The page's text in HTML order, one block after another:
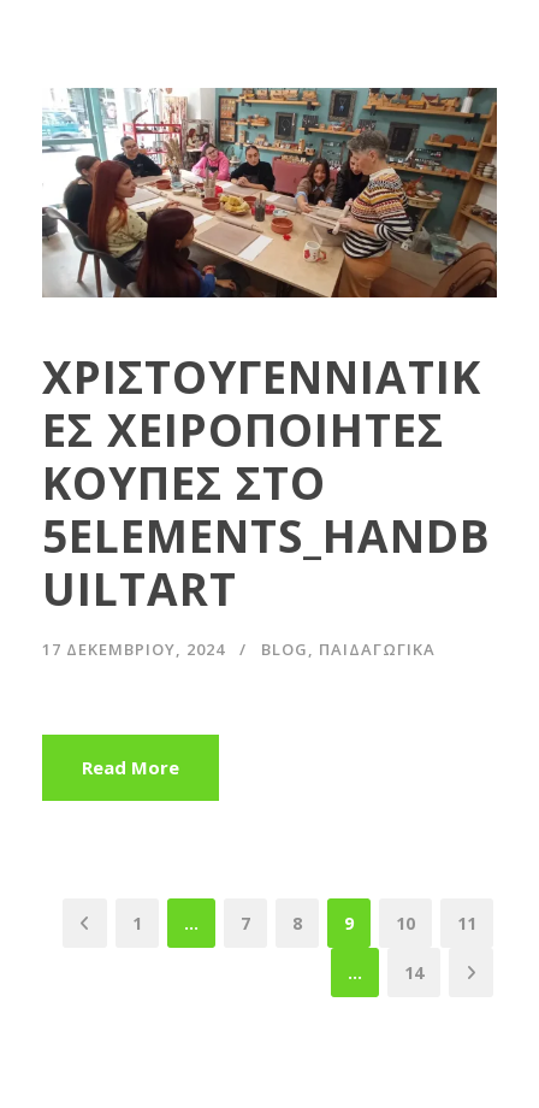
ΧΡΙΣΤΟΥΓΕΝΝΙΑΤΙΚ
ΕΣ ΧΕΙΡΟΠΟΙΗΤΕΣ
ΚΟΥΠΕΣ ΣΤΟ
5ELEMENTS_HANDB
UILTART
17 ΔΕΚΕΜΒΡΊΟΥ, 2024 BLOG, ΠΑΙΔΑΓΩΓΙΚΆ
Read More
1 … 7 8 9 10 11
… 14